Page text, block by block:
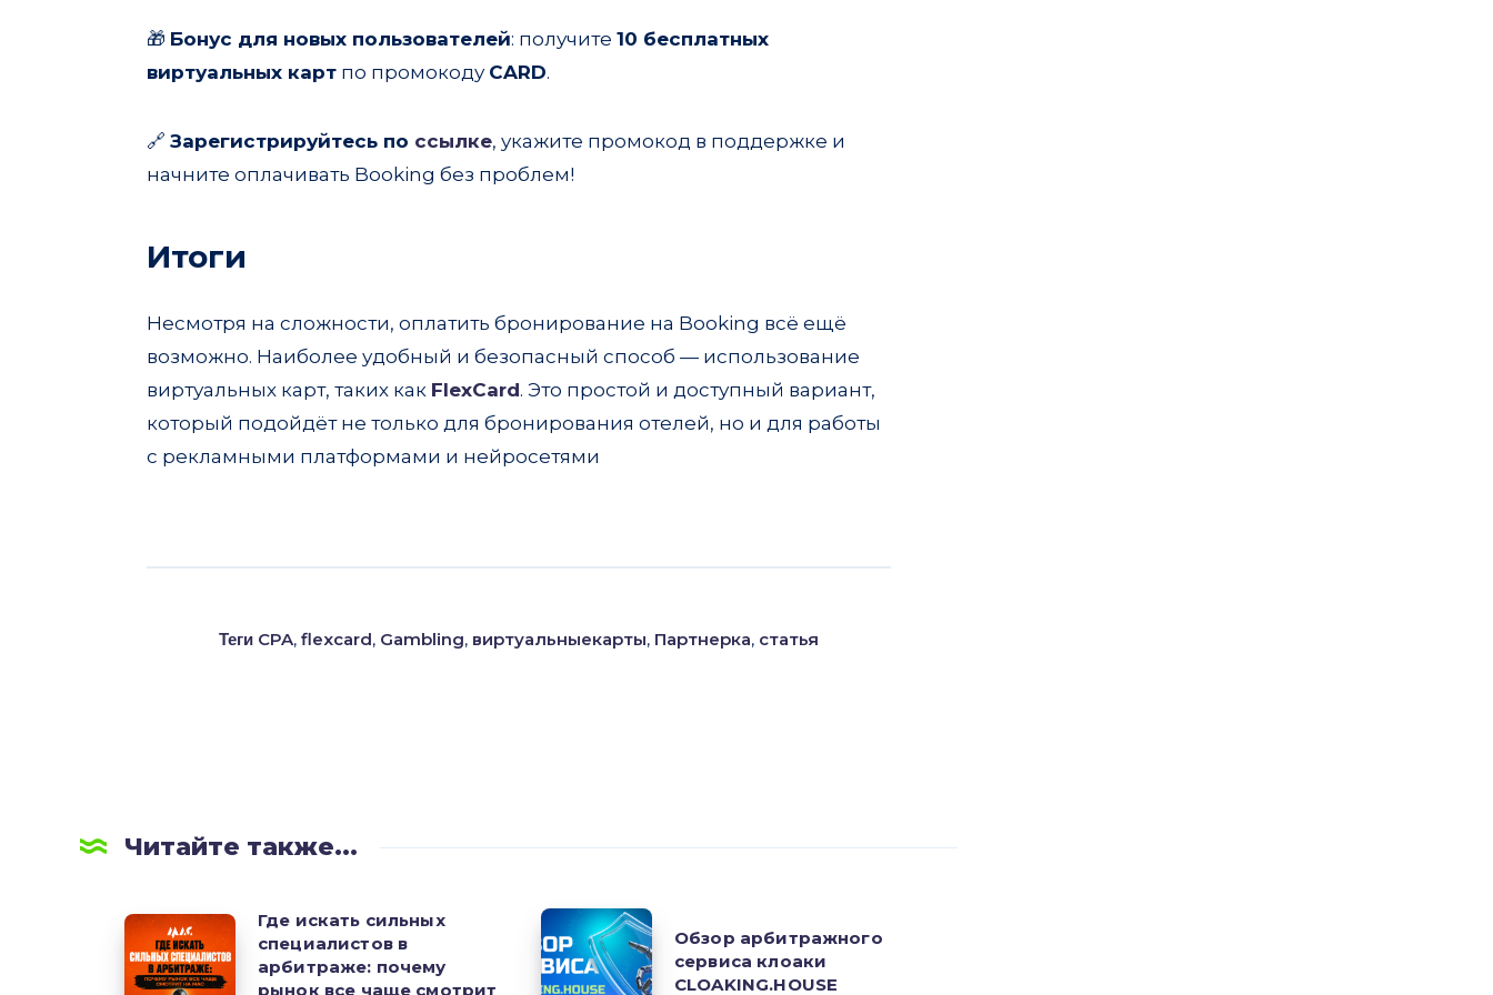
🎁 Бонус для новых пользователей: получите 10 бесплатных
виртуальных карт по промокоду CARD.
🔗 Зарегистрируйтесь по ссылке, укажите промокод в поддержке и
начните оплачивать Booking без проблем!
Итоги
Несмотря на сложности, оплатить бронирование на Booking всё ещё
возможно. Наиболее удобный и безопасный способ — использование
виртуальных карт, таких как FlexCard. Это простой и доступный вариант,
который подойдёт не только для бронирования отелей, но и для работы
с рекламными платформами и нейросетями
Теги CPA,flexcard, Gambling, виртуальныекарты, Партнерка, статья
Читайте также...
Где
искать
сильных
Где искать сильных
специалистов в
арбитраже: почему
рынок все чаще смотрит
Обзор
арбитражного
сервиса
Обзор арбитражного
сервиса клоаки
CLOAKING.HOUSE